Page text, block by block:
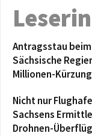
Antragsstau
Sächsische
Millionen-
Nicht nur
Sachsens
Drohnen-